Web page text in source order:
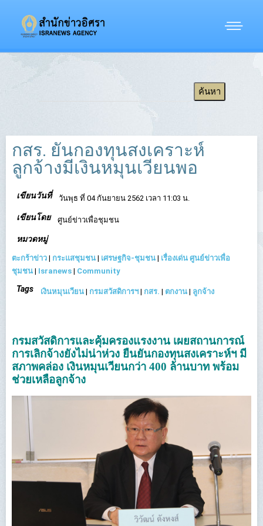
กสร. ยันกองทุนสงเคราะห์
ลูกจ้างมีเงินหมุนเวียนพอ
เขียนวันที่ วันพุธ ที่ 04 กันยายน 2562 เวลา 11:03 น.
เขียนโดย ศูนย์ข่าวเพื่อชุมชน
หมวดหมู่
ตะกร้าข่าว | กระแสชุมชน | เศรษฐกิจ-ชุมชน | เรื่องเด่น ศูนย์ข่าวเพื่อ
ชุมชน | Isranews | Community
Tags เงินหมุนเวียน | กรมสวัสดิการฯ | กสร. | ตกงาน | ลูกจ้าง
กรมสวัสดิการและคุ้มครองแรงงาน เผยสถานการณ์
การเลิกจ้างยังไม่น่าห่วง ยืนยันกองทุนสงเคราะห์ฯ มี
สภาพคล่อง เงินหมุนเวียนกว่า 400 ล้านบาท พร้อม
ช่วยเหลือลูกจ้าง